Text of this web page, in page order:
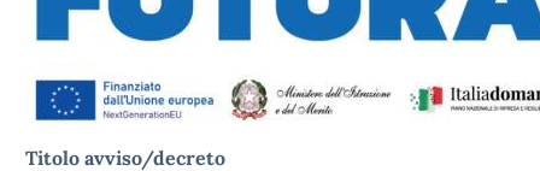
Titolo avviso/decreto